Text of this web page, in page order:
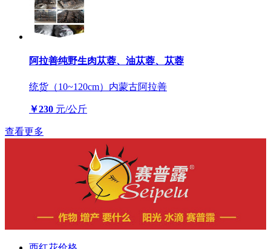
阿拉善纯野生肉苁蓉、油苁蓉、苁蓉
统货（10~120cm） 内蒙古阿拉善
￥230 元/公斤
查看更多